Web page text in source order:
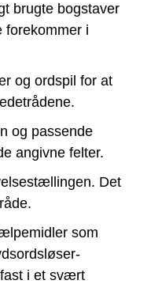
brugte bogstaver
forekommer i
og ordspil for at
og passende
angivne felter.
Det
som
i et svært